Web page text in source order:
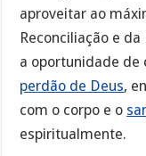
aproveitar ao
Reconciliação e
a oportunidade de
perdão de Deus,
com o corpo e o
espiritualmente.